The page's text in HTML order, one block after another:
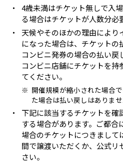
・
4歳未満はチケット無しで入
る場合はチケットが人数分必
・
天候やそのほかの理由により
になった場合は、チケットの
コンビニ発券の場合の払い
コンビニ店舗にチケットを
てください。
※ 開催規模が縮小された場合
た場合は払い戻しはありませ
・
下記に該当するチケットを確
する場合があります。ご都合
場合のチケットにつきまして
間で譲渡いただくか、公式リ
さい。